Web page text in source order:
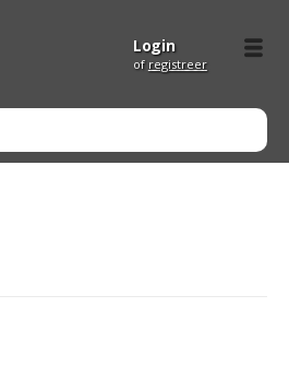
Login
of registreer